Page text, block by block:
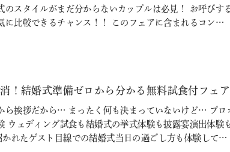
のスタイルがまだ分からないカップルは必見！ お呼び
に比較できるチャンス！！ このフェアに含まれるコン…
！結婚式準備ゼロから分かる無料試食付フェア
ら挨拶だから… まったく何も決まっていないけど… プ
ウェディング試食も結婚式の挙式体験も披露宴演出体
れたゲスト目線での結婚式当日の過ごし方も体験して…